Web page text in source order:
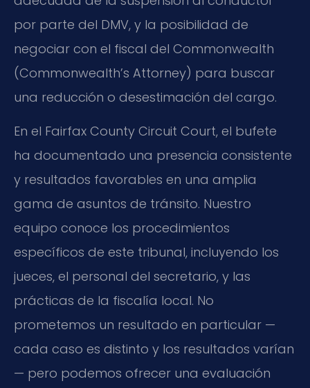
por parte del DMV, y la posibilidad de
negociar con el fiscal del Commonwealth
(Commonwealth’s Attorney) para buscar
una reducción o desestimación del cargo.
En el Fairfax County Circuit Court, el bufete
ha documentado una presencia consistente
y resultados favorables en una amplia
gama de asuntos de tránsito. Nuestro
equipo conoce los procedimientos
específicos de este tribunal, incluyendo los
jueces, el personal del secretario, y las
prácticas de la fiscalía local. No
prometemos un resultado en particular —
cada caso es distinto y los resultados varían
— pero podemos ofrecer una evaluación